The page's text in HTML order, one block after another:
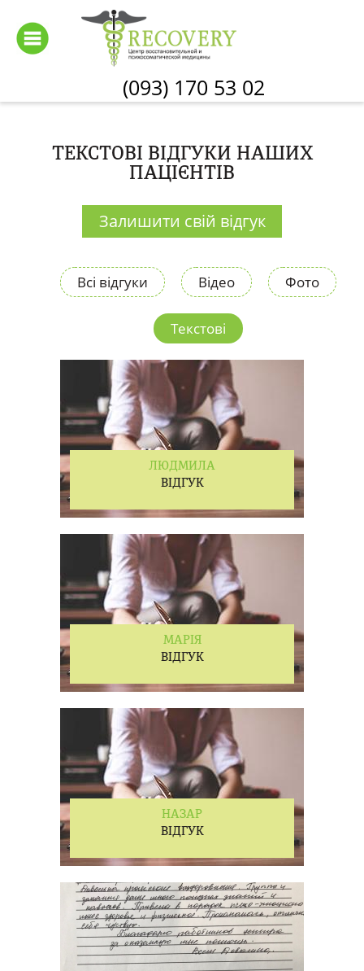
основного
(093) 170 53 02
ТЕКСТОВІ ВІДГУКИ НАШИХ
ПАЦІЄНТІВ
Залишити свій відгук
Всі відгуки Відео Фото
Текстові
ЛЮДМИЛА
ВІДГУК
МАРІЯ
ВІДГУК
НАЗАР
ВІДГУК